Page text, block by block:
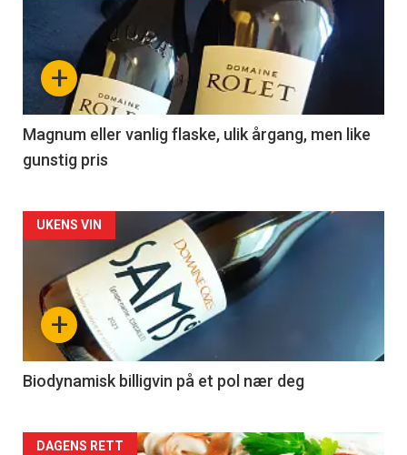
akkurat
nå
3
+
Magnum eller vanlig flaske, ulik årgang, men like
gunstig pris
Forsiden
akkurat
nå
4
+
UKENS VIN
Biodynamisk billigvin på et pol nær deg
DAGENS RETT